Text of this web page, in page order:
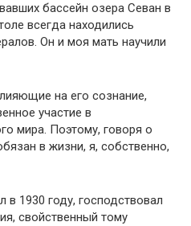
бассейн озера Севан в
всегда находились
Он и моя мать научили
на его сознание,
участие в
мира. Поэтому, говоря о
в жизни, я, собственно,
1930 году, господствовал
свойственный тому